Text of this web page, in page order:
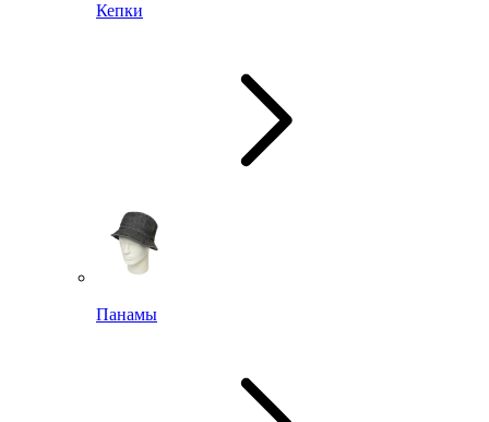
Кепки
Панамы